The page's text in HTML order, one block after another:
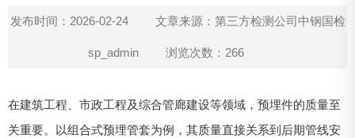
发布时间：2026-02-24 文章来源：第三方检测公司中钢国检
sp_admin 浏览次数：266
在建筑工程、市政工程及综合管廊建设等领域，预埋件的质量至
关重要。以组合式预埋管套为例，其质量直接关系到后期管线安